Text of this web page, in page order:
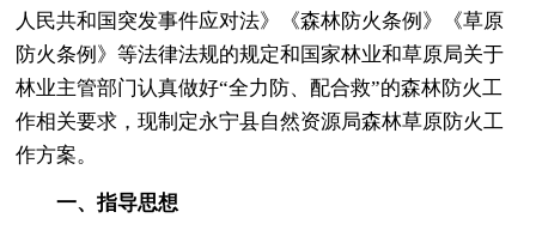
人民共和国突发事件应对法》《森林防火条例》《草原
防火条例》等法律法规的规定和国家林业和草原局关于
林业主管部门认真做好“全力防、配合救”的森林防火工
作相关要求，现制定永宁县自然资源局森林草原防火工
作方案。
一、指导思想